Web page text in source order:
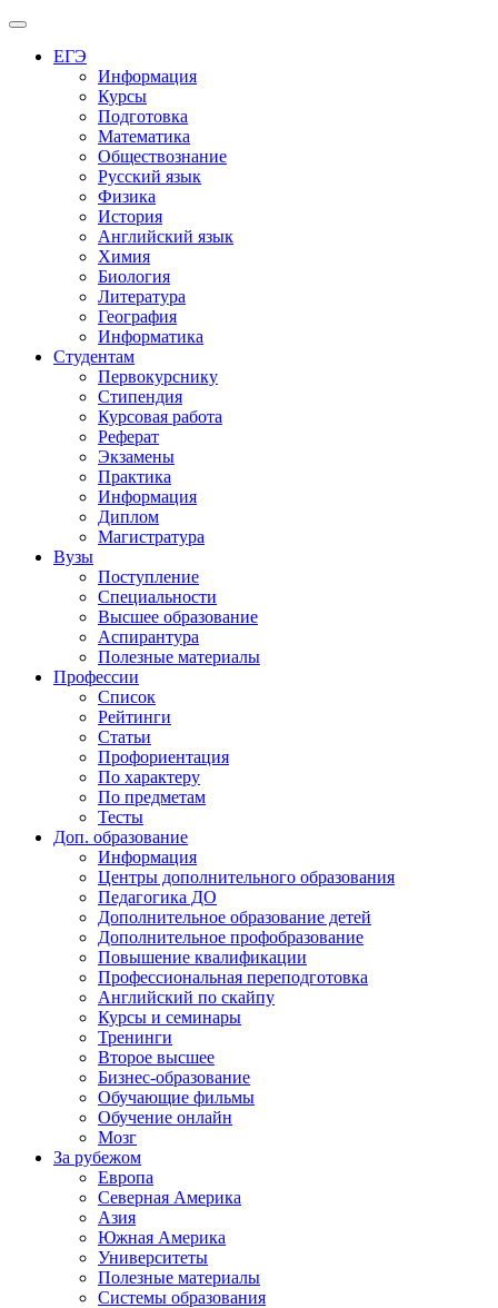
Меню
ЕГЭ
Информация
Курсы
Подготовка
Математика
Обществознание
Русский язык
Физика
История
Английский язык
Химия
Биология
Литература
География
Информатика
Студентам
Первокурснику
Стипендия
Курсовая работа
Реферат
Экзамены
Практика
Информация
Диплом
Магистратура
Вузы
Поступление
Специальности
Высшее образование
Аспирантура
Полезные материалы
Профессии
Список
Рейтинги
Статьи
Профориентация
По характеру
По предметам
Тесты
Доп. образование
Информация
Центры дополнительного образования
Педагогика ДО
Дополнительное образование детей
Дополнительное профобразование
Повышение квалификации
Профессиональная переподготовка
Английский по скайпу
Курсы и семинары
Тренинги
Второе высшее
Бизнес-образование
Обучающие фильмы
Обучение онлайн
Мозг
За рубежом
Европа
Северная Америка
Азия
Южная Америка
Университеты
Полезные материалы
Системы образования